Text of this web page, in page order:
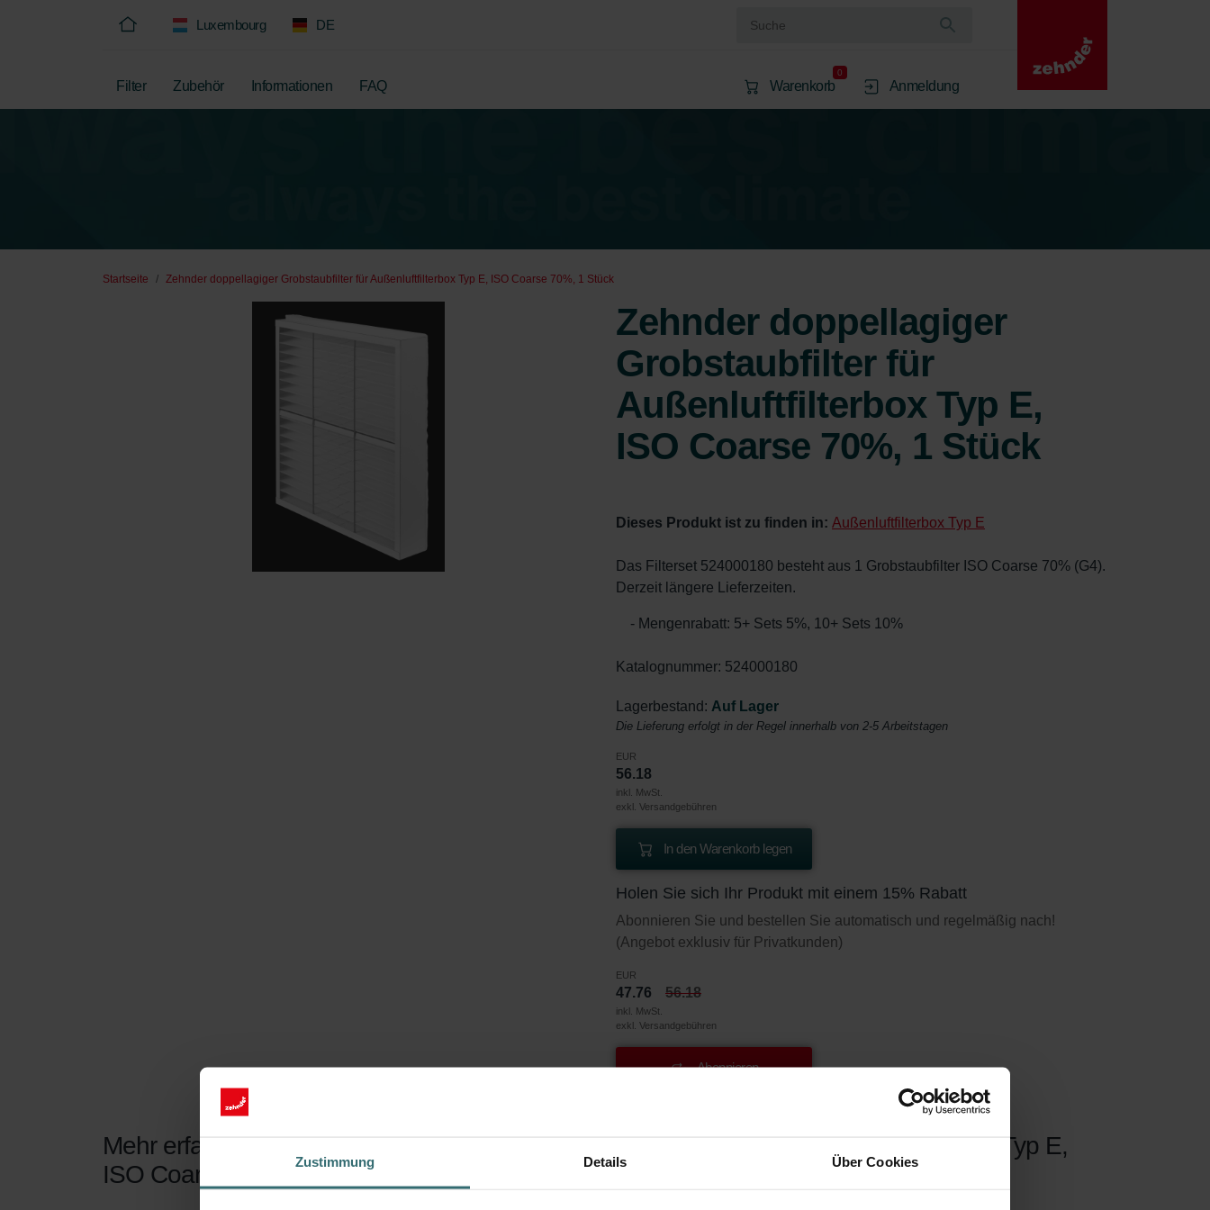
Zustimmung Details Über Cookies
Luxembourg DE
Filter Zubehör Informationen FAQ Warenkorb
0
Anmeldung
Startseite Zehnder doppellagiger Grobstaubfilter für Außenluftfilterbox Typ E, ISO Coarse 70%, 1 Stück
Zehnder doppellagiger
Grobstaubfilter für
Außenluftfilterbox Typ E,
ISO Coarse 70%, 1 Stück
Dieses Produkt ist zu finden in: Außenluftfilterbox Typ E
Das Filterset 524000180 besteht aus 1 Grobstaubfilter ISO Coarse 70% (G4).
Derzeit längere Lieferzeiten.
- Mengenrabatt: 5+ Sets 5%, 10+ Sets 10%
Katalognummer: 524000180
Lagerbestand: Auf Lager
Die Lieferung erfolgt in der Regel innerhalb von 2-5 Arbeitstagen
EUR
56.18
inkl. MwSt.
exkl. Versandgebühren
In den Warenkorb legen
Holen Sie sich Ihr Produkt mit einem 15% Rabatt
Abonnieren Sie und bestellen Sie automatisch und regelmäßig nach!
(Angebot exklusiv für Privatkunden)
EUR
47.76 56.18
inkl. MwSt.
exkl. Versandgebühren
Abonnieren
Mehr erfahren über unser Zehnder doppellagiger Grobstaubfilter für Außenluftfilterbox Typ E,
ISO Coarse 70%, 1 Stück